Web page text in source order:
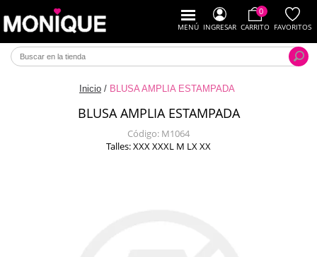
MENÚ INGRESAR
0
CARRITO FAVORITOS
Inicio / BLUSA AMPLIA ESTAMPADA
BLUSA AMPLIA ESTAMPADA
Código: M1064
Talles: XXX XXXL M LX XX